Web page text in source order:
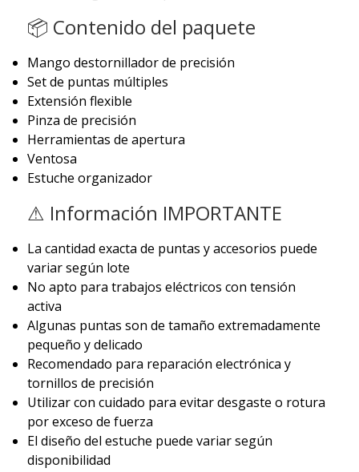
📦 Contenido del paquete
Mango destornillador de precisión
Set de puntas múltiples
Extensión flexible
Pinza de precisión
Herramientas de apertura
Ventosa
Estuche organizador
⚠ Información IMPORTANTE
La cantidad exacta de puntas y accesorios puede
variar según lote
No apto para trabajos eléctricos con tensión
activa
Algunas puntas son de tamaño extremadamente
pequeño y delicado
Recomendado para reparación electrónica y
tornillos de precisión
Utilizar con cuidado para evitar desgaste o rotura
por exceso de fuerza
El diseño del estuche puede variar según
disponibilidad